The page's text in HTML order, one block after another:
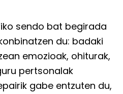
sendo bat begirada
du: badaki
emozioak, ohiturak,
pertsonalak
gabe entzuten du,